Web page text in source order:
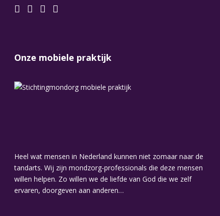
Onze mobiele praktijk
Heel wat mensen in Nederland kunnen niet zomaar naar de
tandarts. Wij zijn mondzorg-professionals die deze mensen
willen helpen. Zo willen we de liefde van God die we zelf
ervaren, doorgeven aan anderen…